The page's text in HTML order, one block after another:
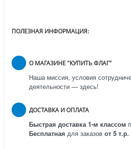
ПОЛЕЗНАЯ ИНФОРМАЦИЯ:
О МАГАЗИНЕ "КУПИТЬ ФЛАГ"
Наша миссия, условия
деятельности — здесь!
ДОСТАВКА И ОПЛАТА
Быстрая доставка 1-м классом
Бесплатная для заказов от 5 т.р.